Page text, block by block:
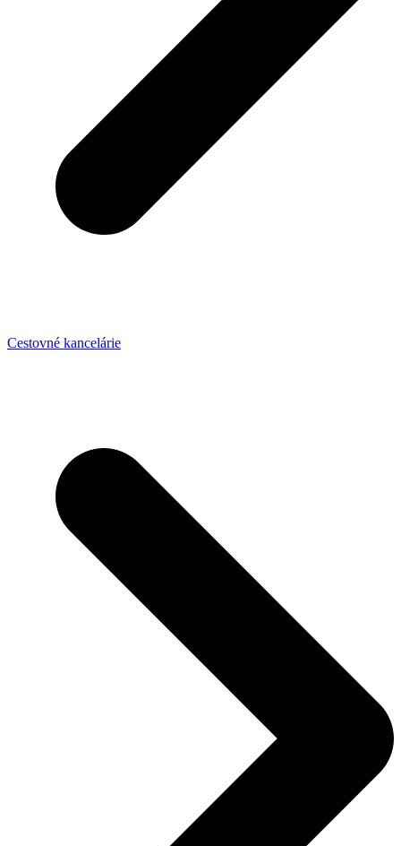
Cestovné kancelárie